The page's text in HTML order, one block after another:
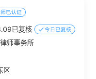
已认证
已复核 今日已复核
师事务所
区